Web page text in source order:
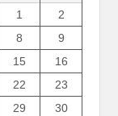
1
2
8
9
15
16
22
23
29
30